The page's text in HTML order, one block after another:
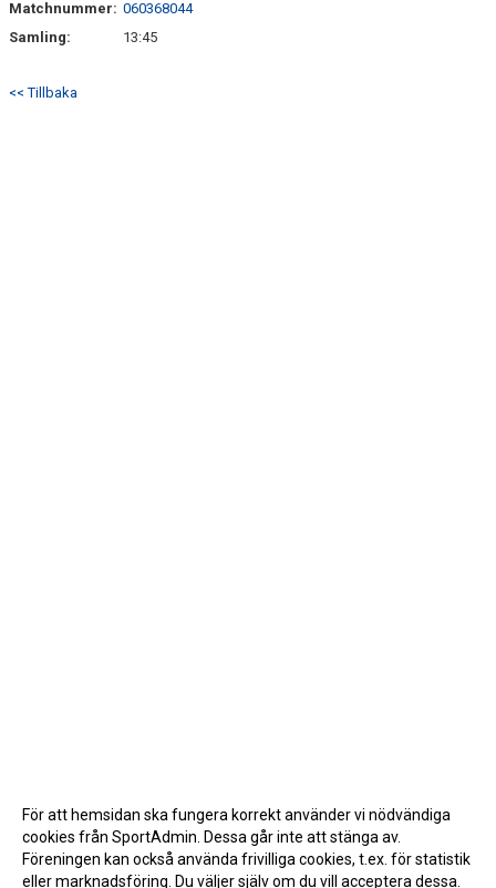
Matchnummer: 060368044
Samling:
13:45
<< Tillbaka
För att hemsidan ska fungera korrekt använder vi nödvändiga
cookies från SportAdmin. Dessa går inte att stänga av.
Föreningen kan också använda frivilliga cookies, t.ex. för statistik
eller marknadsföring. Du väljer själv om du vill acceptera dessa.